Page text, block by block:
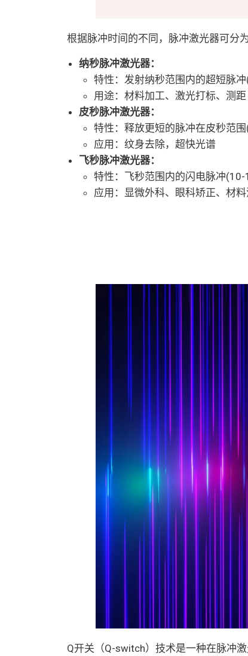
根据脉冲时间的不同，脉冲激光器可分
纳秒脉冲激光器：
特性：发射纳秒范围内的超短脉
用途：材料加工、激光打标、测距
皮秒脉冲激光器：
特性：释放更短的脉冲在皮秒范
应用：纹身去除，超快光谱
飞秒脉冲激光器：
特性：飞秒范围内的闪电脉冲
应用：显微外科、眼科矫正、材
Q开关（Q-switch）技术是一种在脉冲